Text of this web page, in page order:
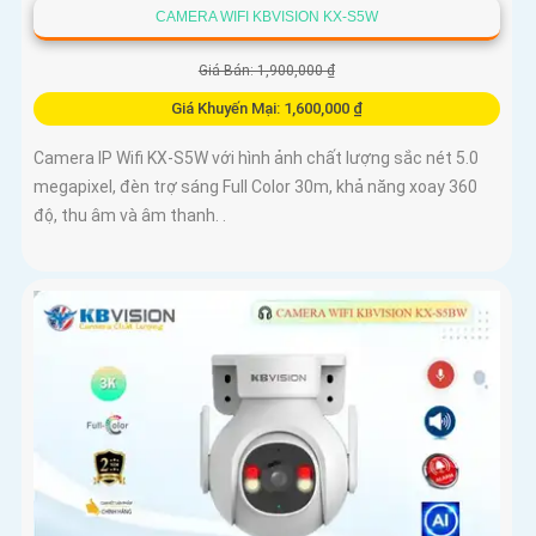
CAMERA WIFI KBVISION KX-S5W
Giá Bán: 1,900,000 ₫
Giá Khuyến Mại: 1,600,000 ₫
Camera IP Wifi KX-S5W với hình ảnh chất lượng sắc nét 5.0
megapixel, đèn trợ sáng Full Color 30m, khả năng xoay 360
độ, thu âm và âm thanh. .